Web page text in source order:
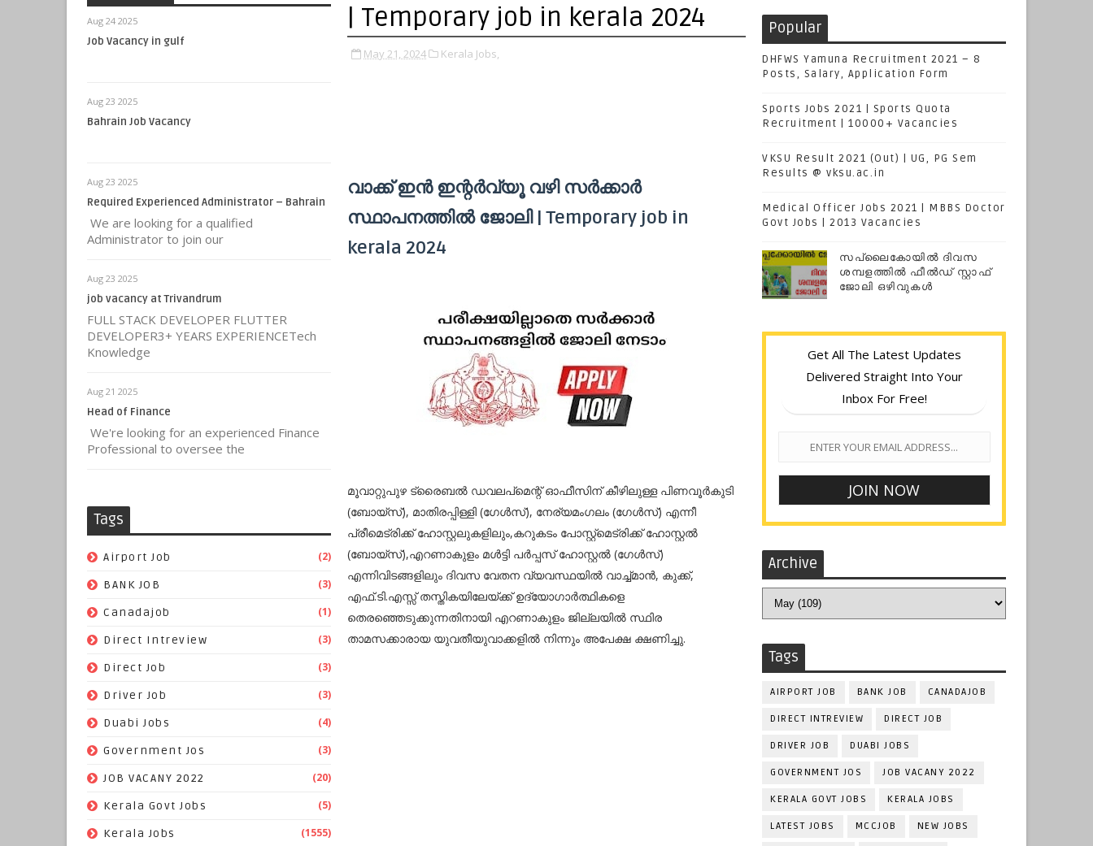
Aug 24 2025
Job Vacancy in gulf
Aug 23 2025
Bahrain Job Vacancy
Aug 23 2025
Required Experienced Administrator – Bahrain
We are looking for a qualified
Administrator to join our
Aug 23 2025
job vacancy at Trivandrum
FULL STACK DEVELOPER FLUTTER
DEVELOPER3+ YEARS EXPERIENCETech
Knowledge
Aug 21 2025
Head of Finance
We're looking for an experienced Finance
Professional to oversee the
Tags
Airport Job (2)
BANK JOB (3)
Canadajob (1)
Direct Intreview (3)
Direct Job (3)
Driver Job (3)
Duabi Jobs (4)
Government Jos (3)
JOB VACANY 2022 (20)
Kerala Govt Jobs (5)
Kerala Jobs (1555)
| Temporary job in kerala 2024
May 21, 2024 Kerala Jobs,
വാക്ക് ഇന്‍ ഇന്റര്‍വ്യൂ വഴി സർക്കാർ
സ്ഥാപനത്തിൽ ജോലി | Temporary job in
kerala 2024
മൂവാറ്റുപുഴ ട്രൈബല്‍ ഡവലപ്മെന്റ് ഓഫീസിന് കീഴിലുള്ള പിണവൂര്‍കുടി
(ബോയ്സ്), മാതിരപ്പിള്ളി (ഗേള്‍സ്), നേര്യമംഗലം (ഗേള്‍സ്) എന്നീ
പ്രീമെട്രിക്ക് ഹോസ്റ്റലുകളിലും,കറുകടം പോസ്റ്റ്‌മെട്രിക്ക് ഹോസ്റ്റല്‍
(ബോയ്സ്),എറണാകുളം മള്‍ട്ടി പര്‍പ്പസ് ഹോസ്റ്റല്‍ (ഗേള്‍സ്)
എന്നിവിടങ്ങളിലും ദിവസ വേതന വ്യവസ്ഥയില്‍ വാച്ച്മാന്‍, കുക്ക്,
എഫ്.ടി.എസ്സ് തസ്തികയിലേയ്ക്ക് ഉദ്യോഗാര്‍ത്ഥികളെ
തെരഞ്ഞെടുക്കുന്നതിനായി എറണാകുളം ജില്ലയില്‍ സ്ഥിര
താമസക്കാരായ യുവതീയുവാക്കളില്‍ നിന്നും അപേക്ഷ ക്ഷണിച്ചു.
Popular
DHFWS Yamuna Recruitment 2021 – 8
Posts, Salary, Application Form
Sports Jobs 2021 | Sports Quota
Recruitment | 10000+ Vacancies
VKSU Result 2021 (Out) | UG, PG Sem
Results @ vksu.ac.in
Medical Officer Jobs 2021 | MBBS Doctor
Govt Jobs | 2013 Vacancies
സപ്ലൈകോയില്‍ ദിവസ
ശമ്പളത്തിൽ ഫീല്‍ഡ് സ്റ്റാഫ്
ജോലി ഒഴിവുകൾ
Get All The Latest Updates
Delivered Straight Into Your
Inbox For Free!
Archive
Tags
AIRPORT JOB BANK JOB CANADAJOB
DIRECT INTREVIEW DIRECT JOB
DRIVER JOB DUABI JOBS
GOVERNMENT JOS JOB VACANY 2022
KERALA GOVT JOBS KERALA JOBS
LATEST JOBS MCCJOB NEW JOBS